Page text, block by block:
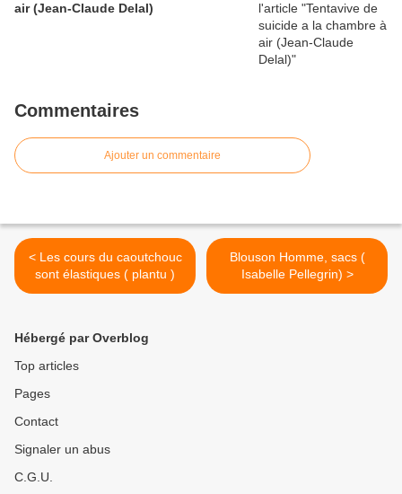
air (Jean-Claude Delal)
Commentaires
Ajouter un commentaire
< Les cours du caoutchouc
sont élastiques ( plantu )
Blouson Homme, sacs (
Isabelle Pellegrin) >
Hébergé par Overblog
Top articles
Pages
Contact
Signaler un abus
C.G.U.